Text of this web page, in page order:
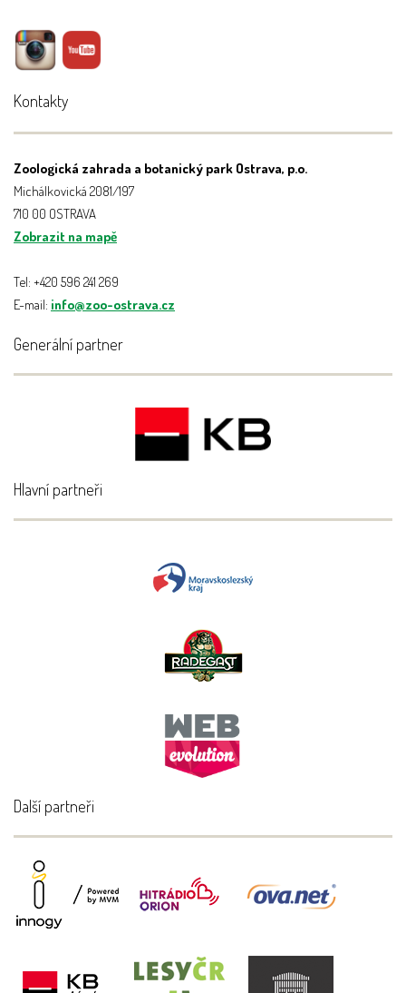
Kontakty
Zoologická zahrada a botanický park Ostrava, p.o.
Michálkovická 2081/197
710 00 OSTRAVA
Zobrazit na mapě
Tel: +420 596 241 269
E-mail: info@zoo-ostrava.cz
Generální partner
Hlavní partneři
Další partneři